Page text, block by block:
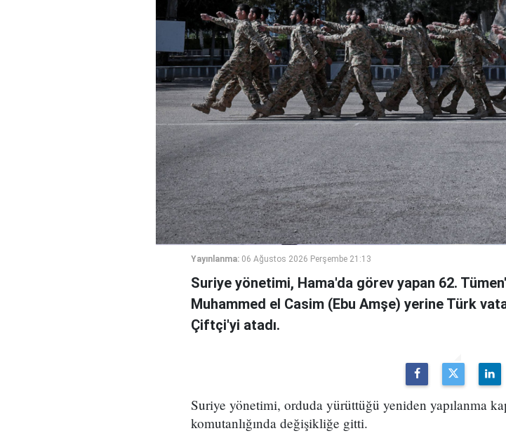
Yayınlanma: 06 Ağustos 2026 Perşembe 21:13
Suriye yönetimi, Hama'da görev yapan 62.
Muhammed el Casim (Ebu Amşe) yerine Türk
Çiftçi'yi atadı.
Suriye yönetimi, orduda yürüttüğü yeniden yapılanma
komutanlığında değişikliğe gitti.